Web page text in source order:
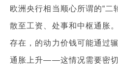
欧洲央行相当顺心所谓的“二
散至工资、处事和中枢通胀
存在，的动力价钱可能通过
通胀上升——这情况需要密切